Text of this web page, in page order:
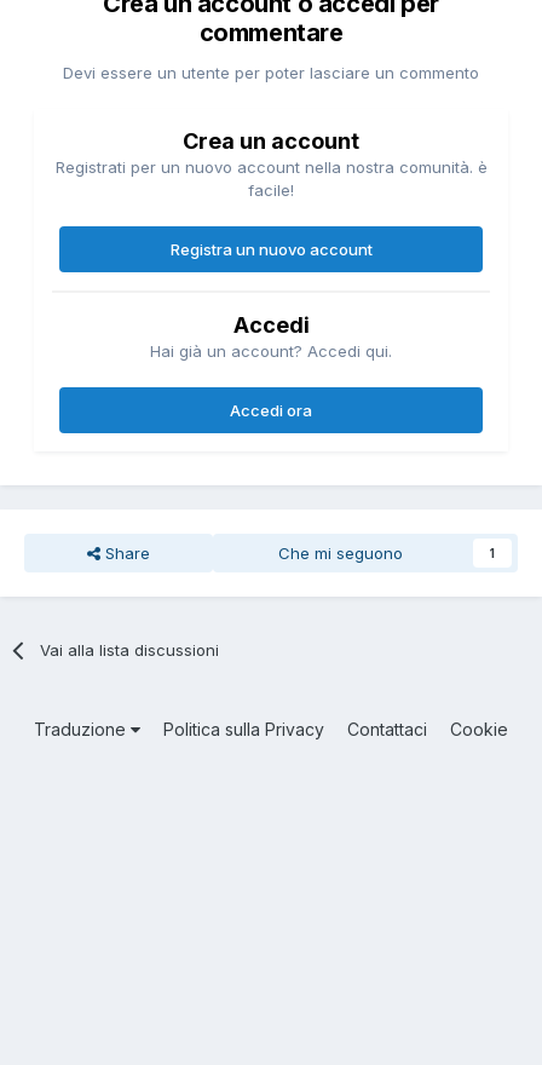
commentare
Devi essere un utente per poter lasciare un commento
Crea un account
Registrati per un nuovo account nella nostra comunità. è
facile!
Registra un nuovo account
Accedi
Hai già un account? Accedi qui.
Accedi ora
Share Che mi seguono 1
Vai alla lista discussioni
Traduzione Politica sulla Privacy Contattaci Cookie